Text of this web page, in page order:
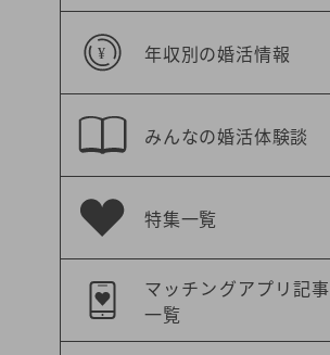
年収別の婚活情報
みんなの婚活体験談
特集一覧
マッチングアプリ記事
一覧